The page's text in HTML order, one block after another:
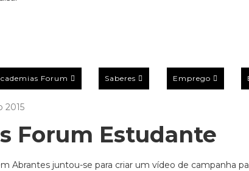
Forum Saberes Emprego
2015
Forum Estudante
Abrantes juntou-se para criar um vídeo de campanha